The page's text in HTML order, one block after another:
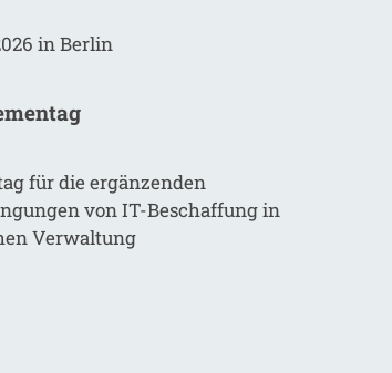
in Berlin
für die ergänzenden
von IT-Beschaffung in
Verwaltung